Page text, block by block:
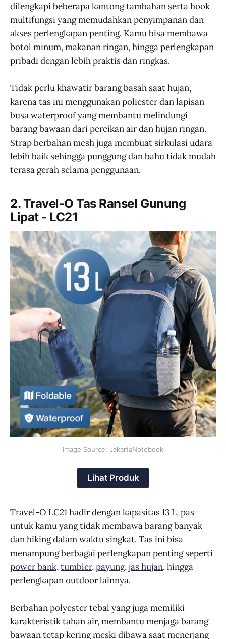
dilengkapi beberapa kantong tambahan serta hook
multifungsi yang memudahkan penyimpanan dan
akses perlengkapan penting. Kamu bisa membawa
botol minum, makanan ringan, hingga perlengkapan
pribadi dengan lebih praktis dan ringkas.
Tidak perlu khawatir barang basah saat hujan,
karena tas ini menggunakan poliester dan lapisan
busa waterproof yang membantu melindungi
barang bawaan dari percikan air dan hujan ringan.
Strap berbahan mesh juga membuat sirkulasi udara
lebih baik sehingga punggung dan bahu tidak mudah
terasa gerah selama penggunaan.
2. Travel-O Tas Ransel Gunung
Lipat - LC21
Image Source: JakartaNotebook
Lihat Produk
Travel-O LC21 hadir dengan kapasitas 13 L, pas
untuk kamu yang tidak membawa barang banyak
dan hiking dalam waktu singkat. Tas ini bisa
menampung berbagai perlengkapan penting seperti
power bank,tumbler,payung,jas hujan, hingga
perlengkapan outdoor lainnya.
Berbahan polyester tebal yang juga memiliki
karakteristik tahan air, membantu menjaga barang
bawaan tetap kering meski dibawa saat menerjang